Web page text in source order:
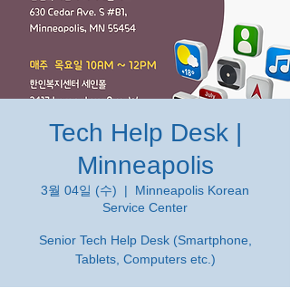
Tech Help Desk |
Minneapolis
3월 04일 (수)
  |
Minneapolis Korean
Service Center
Senior Tech Help Desk (Smartphone,
Tablets, Computers etc.)